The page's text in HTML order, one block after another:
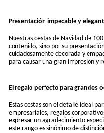
Presentación impecable y
Nuestras cestas de Navidad de
contenido, sino por su
cuidadosamente decorada y
para causar una gran impresión y
El regalo perfecto para grandes
Estas cestas son el detalle ideal
empresariales, regalos
expresar un agradecimiento
este rango es sinónimo de